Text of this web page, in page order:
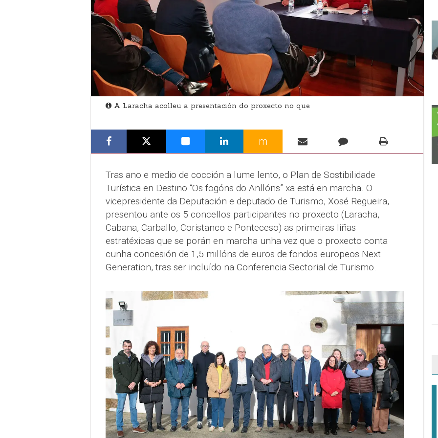
A Laracha acolleu a presentación do proxecto no que
m
Tras ano e medio de cocción a lume lento, o Plan de Sostibilidade
Turística en Destino “Os fogóns do Anllóns” xa está en marcha. O
vicepresidente da Deputación e deputado de Turismo, Xosé Regueira,
presentou ante os 5 concellos participantes no proxecto (Laracha,
Cabana, Carballo, Coristanco e Ponteceso) as primeiras liñas
estratéxicas que se porán en marcha unha vez que o proxecto conta
cunha concesión de 1,5 millóns de euros de fondos europeos Next
Generation, tras ser incluído na Conferencia Sectorial de Turismo.